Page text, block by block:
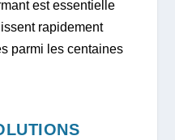
est essentielle
rapidement
parmi les centaines